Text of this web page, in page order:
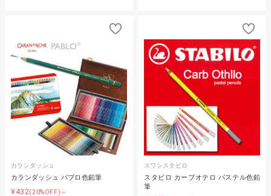
カランダッシュ
カランダッシュ パブロ色鉛筆
¥432(20%OFF)～
スワンスタビロ
スタビロ カーブオテロ パステル色鉛
筆